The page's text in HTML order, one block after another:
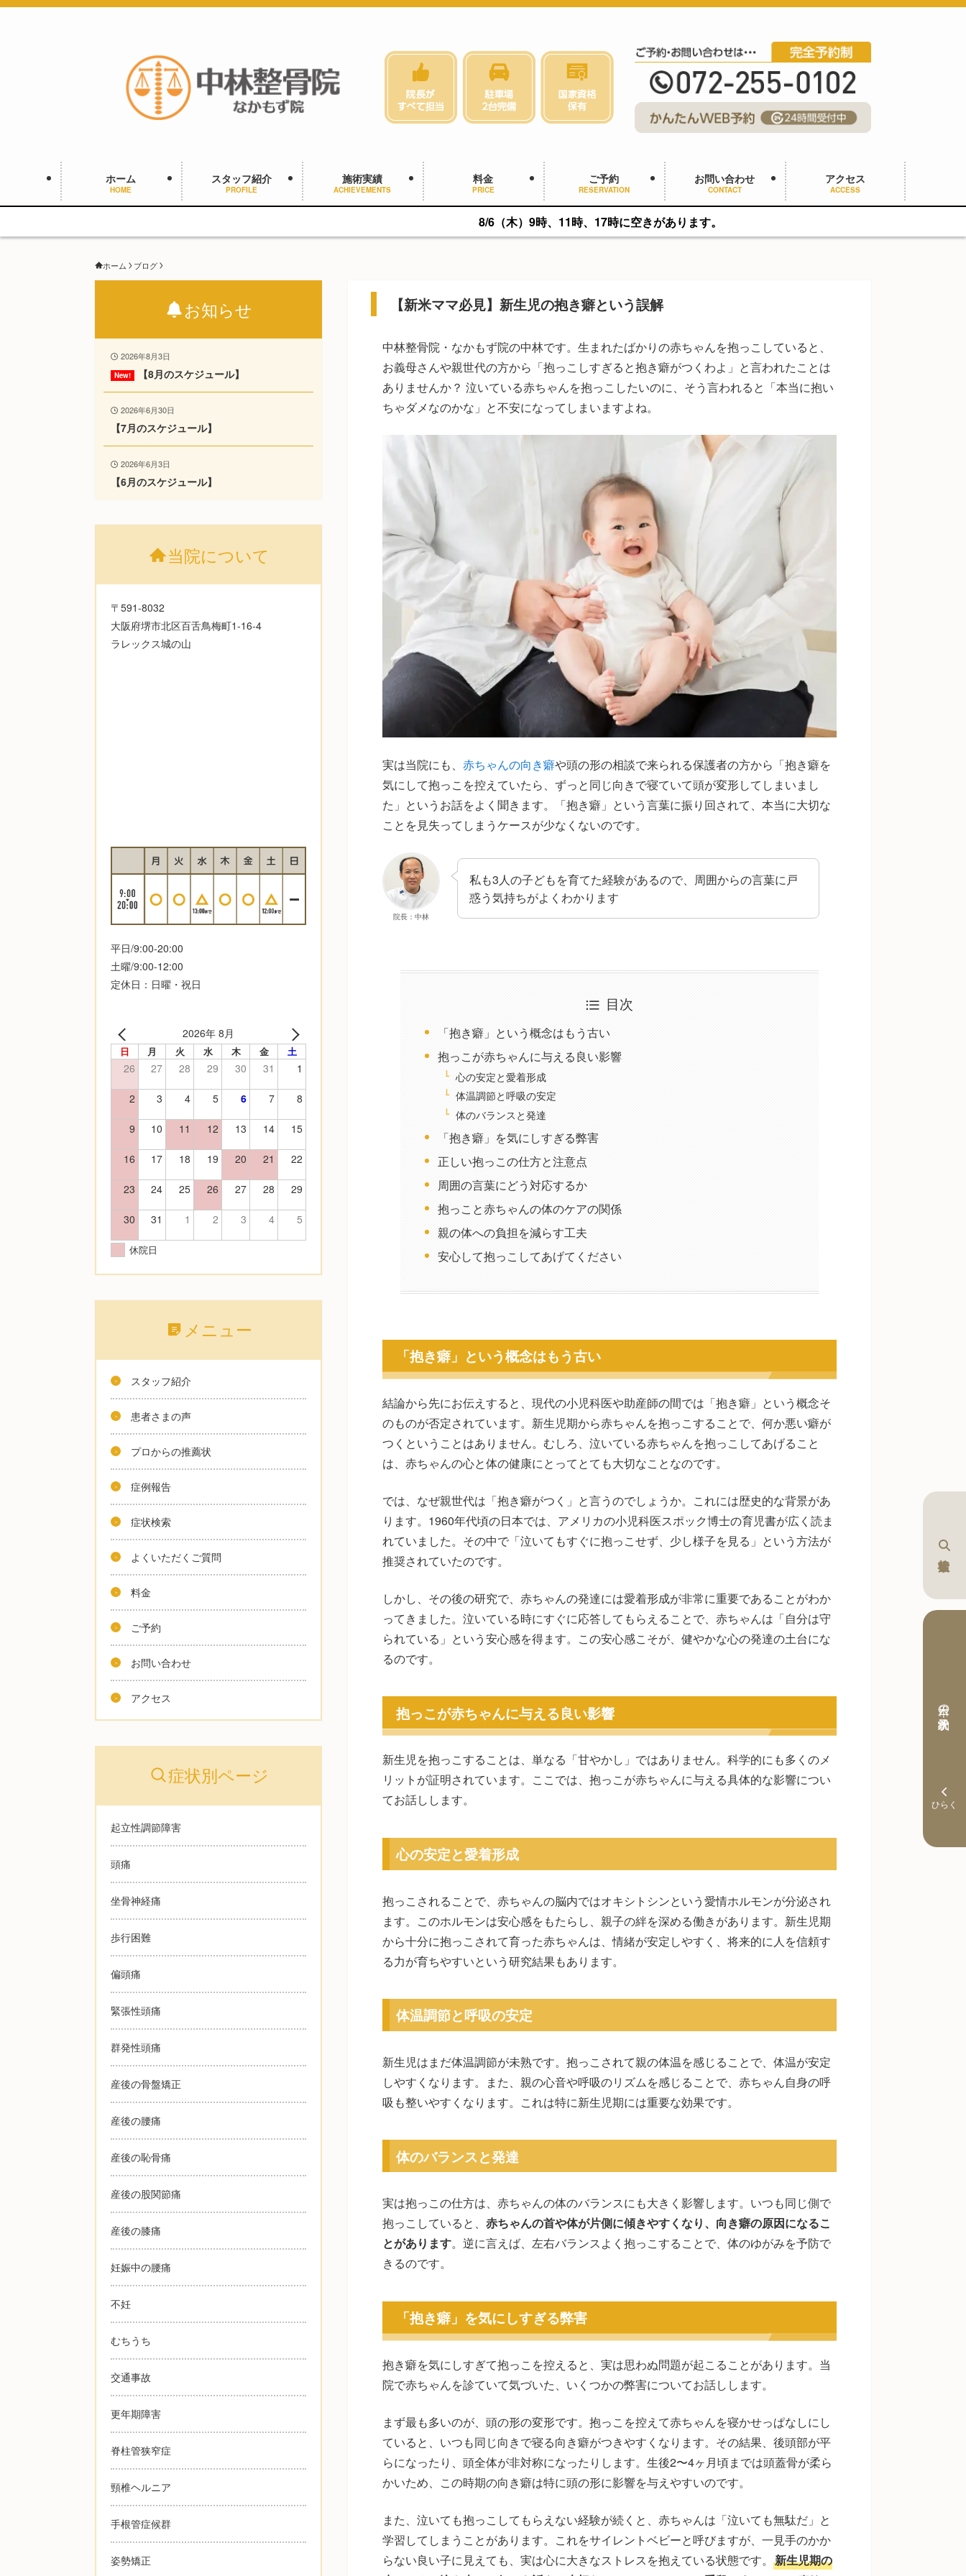
ホーム
HOME
スタッフ紹介
PROFILE
施術実績
ACHIEVEMENTS
料金
PRICE
ご予約
RESERVATION
お問い合わせ
CONTACT
アクセス
ACCESS
8/6（木）9時、11時、17時に空きがあります。
ホーム ブログ
【新米ママ必見】新生児の抱き癖という誤解
本日の予約状況
中林整骨院・なかもず院の中林です。生まれたばかりの赤ちゃんを抱っこしていると、
お義母さんや親世代の方から「抱っこしすぎると抱き癖がつくわよ」と言われたことは
ありませんか？ 泣いている赤ちゃんを抱っこしたいのに、そう言われると「本当に抱い
ちゃダメなのかな」と不安になってしまいますよね。
実は当院にも、 赤ちゃんの向き癖や頭の形の相談で来られる保護者の方から「抱き癖を
気にして抱っこを控えていたら、ずっと同じ向きで寝ていて頭が変形してしまいまし
た」というお話をよく聞きます。「抱き癖」という言葉に振り回されて、本当に大切な
ことを見失ってしまうケースが少なくないのです。
院長：中林
私も3人の子どもを育てた経験があるので、周囲からの言葉に戸
惑う気持ちがよくわかります
目次
「抱き癖」という概念はもう古い
抱っこが赤ちゃんに与える良い影響
心の安定と愛着形成
体温調節と呼吸の安定
体のバランスと発達
「抱き癖」を気にしすぎる弊害
正しい抱っこの仕方と注意点
周囲の言葉にどう対応するか
抱っこと赤ちゃんの体のケアの関係
親の体への負担を減らす工夫
安心して抱っこしてあげてください
「抱き癖」という概念はもう古い
結論から先にお伝えすると、現代の小児科医や助産師の間では「抱き癖」という概念そ
のものが否定されています。新生児期から赤ちゃんを抱っこすることで、何か悪い癖が
つくということはありません。むしろ、泣いている赤ちゃんを抱っこしてあげること
は、赤ちゃんの心と体の健康にとってとても大切なことなのです。
では、なぜ親世代は「抱き癖がつく」と言うのでしょうか。これには歴史的な背景があ
ります。1960年代頃の日本では、アメリカの小児科医スポック博士の育児書が広く読ま
れていました。その中で「泣いてもすぐに抱っこせず、少し様子を見る」という方法が
推奨されていたのです。
しかし、その後の研究で、赤ちゃんの発達には愛着形成が非常に重要であることがわか
ってきました。泣いている時にすぐに応答してもらえることで、赤ちゃんは「自分は守
られている」という安心感を得ます。この安心感こそが、健やかな心の発達の土台にな
るのです。
抱っこが赤ちゃんに与える良い影響
新生児を抱っこすることは、単なる「甘やかし」ではありません。科学的にも多くのメ
リットが証明されています。ここでは、抱っこが赤ちゃんに与える具体的な影響につい
てお話しします。
心の安定と愛着形成
抱っこされることで、赤ちゃんの脳内ではオキシトシンという愛情ホルモンが分泌され
ます。このホルモンは安心感をもたらし、親子の絆を深める働きがあります。新生児期
から十分に抱っこされて育った赤ちゃんは、情緒が安定しやすく、将来的に人を信頼す
る力が育ちやすいという研究結果もあります。
体温調節と呼吸の安定
新生児はまだ体温調節が未熟です。抱っこされて親の体温を感じることで、体温が安定
しやすくなります。また、親の心音や呼吸のリズムを感じることで、赤ちゃん自身の呼
吸も整いやすくなります。これは特に新生児期には重要な効果です。
体のバランスと発達
実は抱っこの仕方は、赤ちゃんの体のバランスにも大きく影響します。いつも同じ側で
抱っこしていると、 赤ちゃんの首や体が片側に傾きやすくなり、向き癖の原因になるこ
とがあります。逆に言えば、左右バランスよく抱っこすることで、体のゆがみを予防で
きるのです。
「抱き癖」を気にしすぎる弊害
抱き癖を気にしすぎて抱っこを控えると、実は思わぬ問題が起こることがあります。当
院で赤ちゃんを診ていて気づいた、いくつかの弊害についてお話しします。
まず最も多いのが、頭の形の変形です。抱っこを控えて赤ちゃんを寝かせっぱなしにし
ていると、いつも同じ向きで寝る向き癖がつきやすくなります。その結果、後頭部が平
らになったり、頭全体が非対称になったりします。生後2〜4ヶ月頃までは頭蓋骨が柔ら
かいため、この時期の向き癖は特に頭の形に影響を与えやすいのです。
また、泣いても抱っこしてもらえない経験が続くと、赤ちゃんは「泣いても無駄だ」と
学習してしまうことがあります。これをサイレントベビーと呼びますが、一見手のかか
らない良い子に見えても、実は心に大きなストレスを抱えている状態です。 新生児期の
お知らせ
2026年8月3日
【8月のスケジュール】
2026年6月30日
【7月のスケジュール】
2026年6月3日
【6月のスケジュール】
当院について
〒591-8032
大阪府堺市北区百舌鳥梅町1-16-4
ラレックス城の山
平日/9:00-20:00
土曜/9:00-12:00
定休日：日曜・祝日
2026年 8月
日 月 火 水 木 金 土
26 27 28 29 30 31 1
2 3 4 5 6 7 8
9 10 11 12 13 14 15
16 17 18 19 20 21 22
23 24 25 26 27 28 29
30 31 1 2 3 4 5
休院日
メニュー
スタッフ紹介
患者さまの声
プロからの推薦状
症例報告
症状検索
よくいただくご質問
料金
ご予約
お問い合わせ
アクセス
症状別ページ
起立性調節障害
頭痛
坐骨神経痛
歩行困難
偏頭痛
緊張性頭痛
群発性頭痛
産後の骨盤矯正
産後の腰痛
産後の恥骨痛
産後の股関節痛
産後の膝痛
妊娠中の腰痛
不妊
むちうち
交通事故
更年期障害
脊柱管狭窄症
頸椎ヘルニア
手根管症候群
姿勢矯正